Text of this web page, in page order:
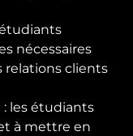
nécessaires
relations clients
les étudiants
à mettre en